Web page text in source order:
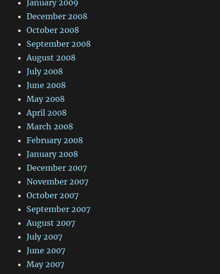
January 2009
December 2008
October 2008
September 2008
August 2008
July 2008
June 2008
May 2008
April 2008
March 2008
February 2008
January 2008
December 2007
November 2007
October 2007
September 2007
August 2007
July 2007
June 2007
May 2007